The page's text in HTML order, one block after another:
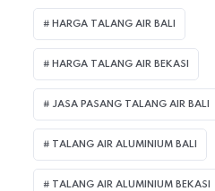
HARGA TALANG AIR BALI
HARGA TALANG AIR BEKASI
JASA PASANG TALANG AIR BALI
TALANG AIR ALUMINIUM BALI
TALANG AIR ALUMINIUM BEKASI